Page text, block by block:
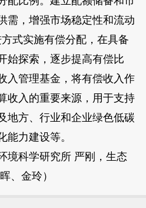
需，增强市场稳定性和流动
式实施有偿分配，在具备
始探索，逐步提高有偿比
入管理基金，将有偿收入作
收入的重要来源，用于支持
地方、行业和企业绿色低碳
能力建设等。
科学研究所 严刚，生态
、金玲）